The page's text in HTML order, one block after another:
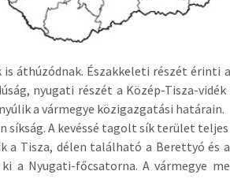
áthúzódnak. Északkeleti részét érinti
nyugati részét a Közép-Tisza-
a vármegye közigazgatási határain.
síkság. A kevéssé tagolt sík terület
a Tisza, délen található a Berettyó és
a Nyugati-főcsatorna. A vármegye